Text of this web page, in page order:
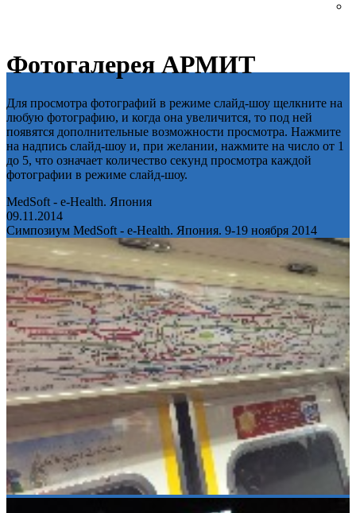
Фотогалерея АРМИТ
Для просмотра фотографий в режиме слайд-шоу щелкните на
любую фотографию, и когда она увеличится, то под ней
появятся дополнительные возможности просмотра. Нажмите
на надпись слайд-шоу и, при желании, нажмите на число от 1
до 5, что означает количество секунд просмотра каждой
фотографии в режиме слайд-шоу.
MedSoft - e-Health. Япония
09.11.2014
Симпозиум MedSoft - e-Health. Япония. 9-19 ноября 2014